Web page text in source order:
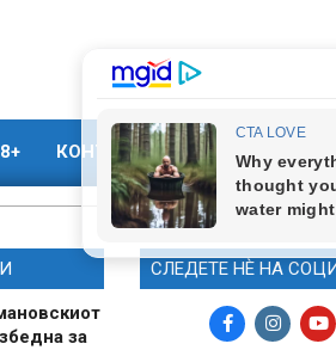
КОНТАКТ МАРКЕТИНГ
за
СЛЕДЕТЕ НЀ НА